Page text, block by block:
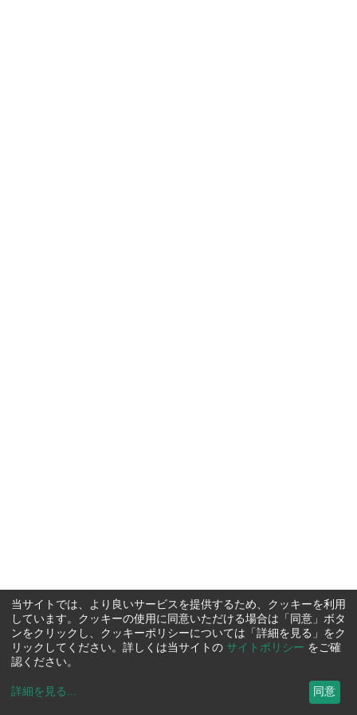
当サイトでは、より良いサービスを提供するため、クッキーを利用
しています。クッキーの使用に同意いただける場合は「同意」ボタ
ンをクリックし、クッキーポリシーについては「詳細を見る」をク
リックしてください。詳しくは当サイトの サイトポリシー をご確
認ください。
詳細を見る ... 同意